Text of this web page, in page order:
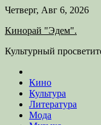
Skip
content
Четверг, Авг 6, 2026
Кинорай "Эдем".
Культурный
Кино
Культура
Литература
Мода